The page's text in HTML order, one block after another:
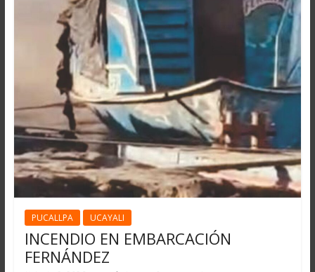
PUCALLPA UCAYALI
INCENDIO EN EMBARCACIÓN
FERNÁNDEZ